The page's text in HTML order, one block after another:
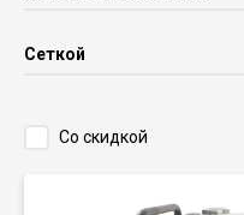
Сеткой
Со скидкой